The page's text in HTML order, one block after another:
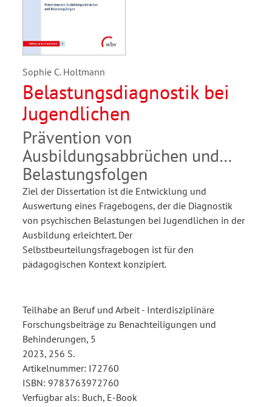
Sophie C. Holtmann
Belastungsdiagnostik bei
Jugendlichen
Prävention von
Ausbildungsabbrüchen und
Belastungsfolgen
Ziel der Dissertation ist die Entwicklung und
Auswertung eines Fragebogens, der die Diagnostik
von psychischen Belastungen bei Jugendlichen in der
Ausbildung erleichtert. Der
Selbstbeurteilungsfragebogen ist für den
pädagogischen Kontext konzipiert.
Teilhabe an Beruf und Arbeit - Interdisziplinäre
Forschungsbeiträge zu Benachteiligungen und
Behinderungen, 5
2023, 256 S.
Artikelnummer: I72760
ISBN: 9783763972760
Verfügbar als: Buch, E-Book